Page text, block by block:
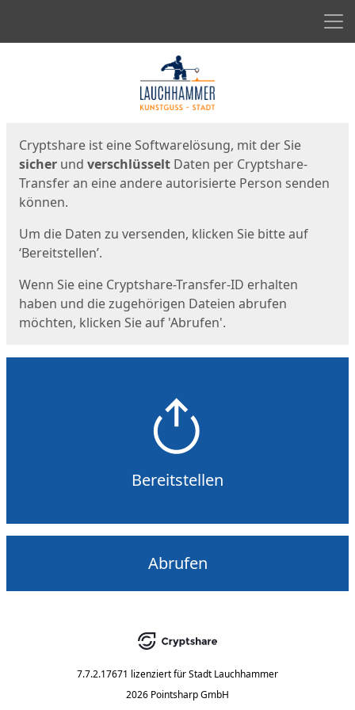
Cryptshare ist eine Softwarelösung, mit der Sie
sicher und verschlüsselt Daten per Cryptshare-
Transfer an eine andere autorisierte Person senden
können.
Um die Daten zu versenden, klicken Sie bitte auf
‘Bereitstellen’.
Wenn Sie eine Cryptshare-Transfer-ID erhalten
haben und die zugehörigen Dateien abrufen
möchten, klicken Sie auf 'Abrufen'.
Bereitstellen
Abrufen
7.7.2.17671 lizenziert fürStadt Lauchhammer
2026 Pointsharp GmbH